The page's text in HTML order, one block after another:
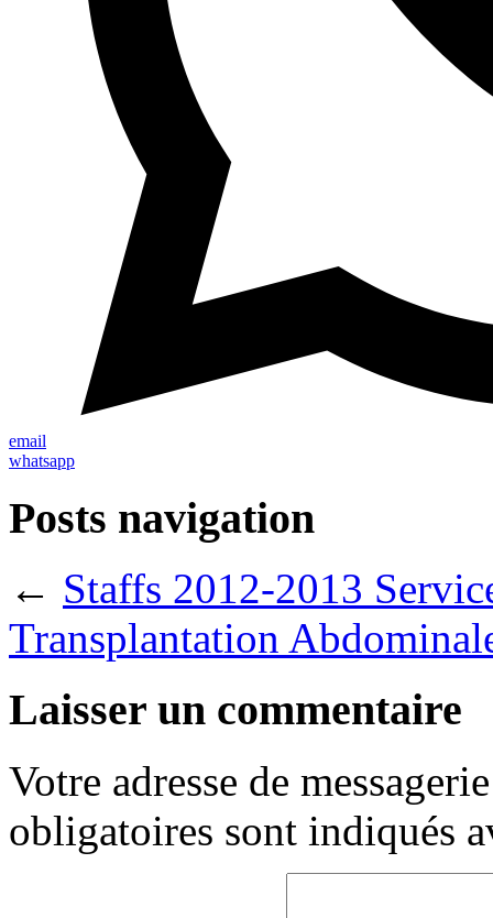
email
whatsapp
Posts navigation
← Staffs 2012-2013
Transplantation
Laisser un commentaire
Votre adresse de
obligatoires sont indiqués